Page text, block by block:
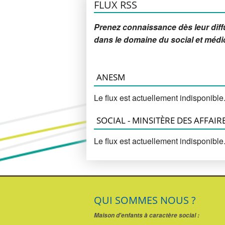
Accompagnement éducatif
Accompagnement psychologique
Relation avec les familles
Partenariats
FLUX RSS
Prenez connaissance dès leur
dans le domaine du social et
ANESM
Le flux est actuellement indisponible.
SOCIAL - MINSITÈRE DES
Le flux est actuellement indisponible.
QUI SOMMES NOUS ?
Maison d'enfants à caractère social :